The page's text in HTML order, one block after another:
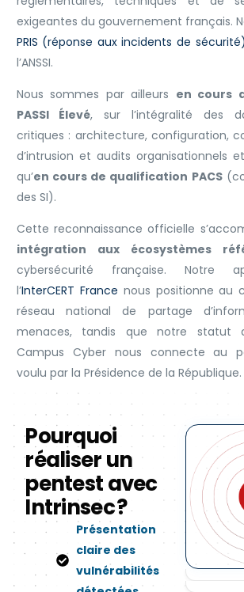
exigeantes du gouvernement français.
PRIS (réponse aux incidents de sécurité)
l’ANSSI.
Nous sommes par ailleurs en cours
PASSI Élevé, sur l’intégralité des
critiques : architecture, configuration,
d’intrusion et audits organisationnels
qu’en cours de qualification PACS
des SI).
Cette reconnaissance officielle
intégration aux écosystèmes
cybersécurité française. Notre
l’InterCERT France nous positionne au
réseau national de partage
menaces, tandis que notre statut
Campus Cyber nous connecte au
voulu par la Présidence de la République.
Pourquoi
réaliser un
pentest avec
Intrinsec ?
Présentation
claire des
vulnérabilités